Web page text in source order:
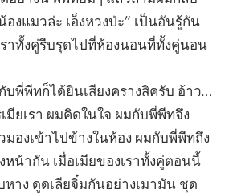
องแมวล่ะ เอ็งหวงป่ะ” เป็นอันรู้กัน
าทั้งคู่รีบรุดไปที่ห้องนอนที่ทั้งคู่นอน
บพี่พีทก็ได้ยินเสียงครางสิครับ อ้าว…
มียเรา ผมคิดในใจ ผมกับพี่พีทจึง
มองเข้าไปข้างในห้อง ผมกับพี่พีทถึง
หน้ากัน เมื่อเมียของเราทั้งคู่ตอนนี้
าง ดูดเลียจิ๋มกันอย่างเมามัน ชุด